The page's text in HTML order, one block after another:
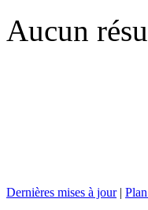
Aucun
Dernières mises à jour|